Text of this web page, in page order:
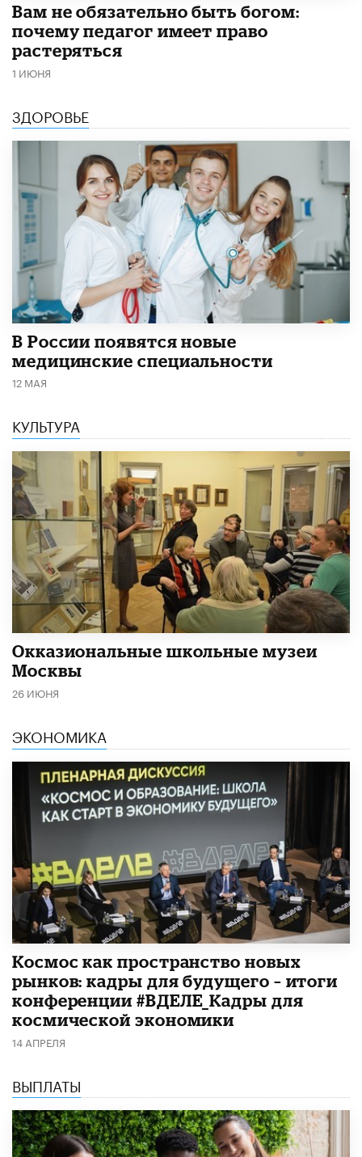
​Вам не обязательно быть богом:
почему педагог имеет право
растеряться
1 ИЮНЯ
ЗДОРОВЬЕ
В России появятся новые
медицинские специальности
12 МАЯ
КУЛЬТУРА
​Окказиональные школьные музеи
Москвы
26 ИЮНЯ
ЭКОНОМИКА
Космос как пространство новых
рынков: кадры для будущего – итоги
конференции #ВДЕЛЕ_Кадры для
космической экономики
14 АПРЕЛЯ
ВЫПЛАТЫ